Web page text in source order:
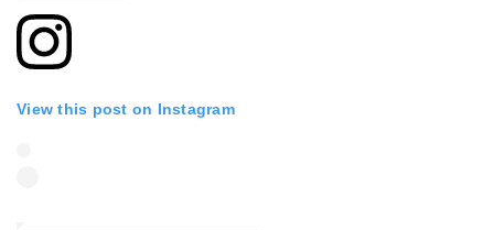
View this post on Instagram